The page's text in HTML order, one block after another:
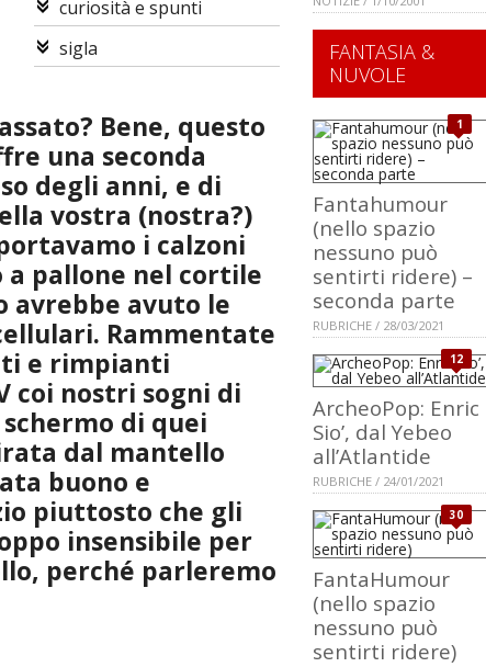
curiosità e spunti
sigla
Bene, questo
una seconda
degli anni, e di
vostra (nostra?)
i calzoni
a pallone nel cortile
avrebbe avuto le
Rammentate
e rimpianti
coi nostri sogni di
di quei
dal mantello
buono e
piuttosto che gli
insensibile per
perché parleremo
FANTASIA &
NUVOLE
1
Fantahumour
(nello spazio
nessuno può
sentirti ridere) –
seconda parte
RUBRICHE / 28/03/2021
12
ArcheoPop: Enric
Sio’, dal Yebeo
all’Atlantide
RUBRICHE / 24/01/2021
30
FantaHumour
(nello spazio
nessuno può
sentirti ridere)